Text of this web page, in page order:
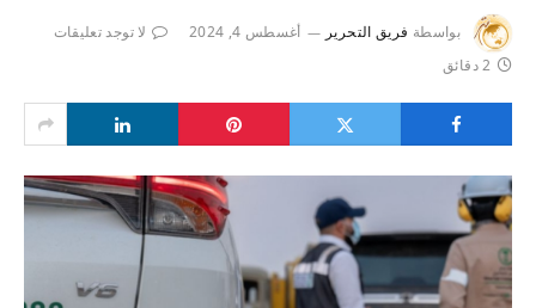
بواسطة فريق التحرير أغسطس 4, 2024
لا توجد تعليقات
2 دقائق